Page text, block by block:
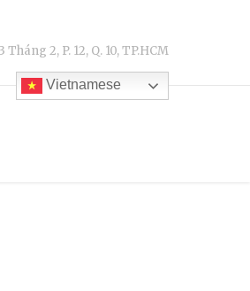
2, P. 12, Q. 10, TP.HCM
Vietnamese